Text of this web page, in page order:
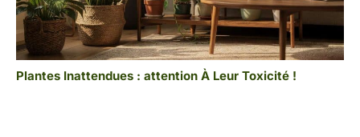
Plantes Inattendues : attention À Leur Toxicité !